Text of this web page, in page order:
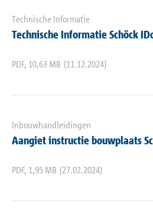
Technische Informatie
Technische Informatie Schöck
PDF, 10,63 MB (11.12.2024)
Inbouwhandleidingen
Aangiet instructie bouwplaats
PDF, 1,95 MB (27.02.2024)